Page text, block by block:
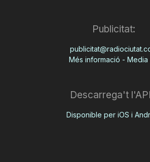
Publicitat:
Més informació - Media
Descarrega't
Disponible per iOS i